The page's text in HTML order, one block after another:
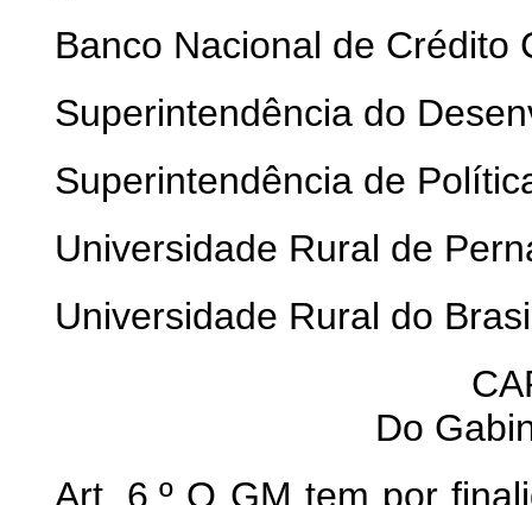
Banco Nacional de Crédito
Superintendência do
Superintendência de
Universidade Rural de
Universidade Rural do
Do
Art. 6.º O GM tem por